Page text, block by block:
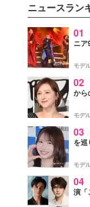
ニュースラン
01
ニ
進ん
モデ
02
から
モデ
03
を巡
モデ
04
演「